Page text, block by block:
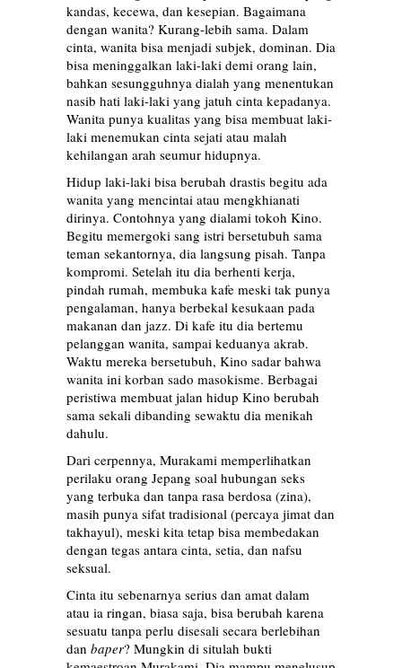
kandas, kecewa, dan kesepian. Bagaimana
dengan wanita? Kurang-lebih sama. Dalam
cinta, wanita bisa menjadi subjek, dominan. Dia
bisa meninggalkan laki-laki demi orang lain,
bahkan sesungguhnya dialah yang menentukan
nasib hati laki-laki yang jatuh cinta kepadanya.
Wanita punya kualitas yang bisa membuat laki-
laki menemukan cinta sejati atau malah
kehilangan arah seumur hidupnya.
Hidup laki-laki bisa berubah drastis begitu ada
wanita yang mencintai atau mengkhianati
dirinya. Contohnya yang dialami tokoh Kino.
Begitu memergoki sang istri bersetubuh sama
teman sekantornya, dia langsung pisah. Tanpa
kompromi. Setelah itu dia berhenti kerja,
pindah rumah, membuka kafe meski tak punya
pengalaman, hanya berbekal kesukaan pada
makanan dan jazz. Di kafe itu dia bertemu
pelanggan wanita, sampai keduanya akrab.
Waktu mereka bersetubuh, Kino sadar bahwa
wanita ini korban sado masokisme. Berbagai
peristiwa membuat jalan hidup Kino berubah
sama sekali dibanding sewaktu dia menikah
dahulu.
Dari cerpennya, Murakami memperlihatkan
perilaku orang Jepang soal hubungan seks
yang terbuka dan tanpa rasa berdosa (zina),
masih punya sifat tradisional (percaya jimat dan
takhayul), meski kita tetap bisa membedakan
dengan tegas antara cinta, setia, dan nafsu
seksual.
Cinta itu sebenarnya serius dan amat dalam
atau ia ringan, biasa saja, bisa berubah karena
sesuatu tanpa perlu disesali secara berlebihan
dan baper? Mungkin di situlah bukti